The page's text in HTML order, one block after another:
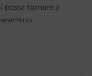
possa tornare a